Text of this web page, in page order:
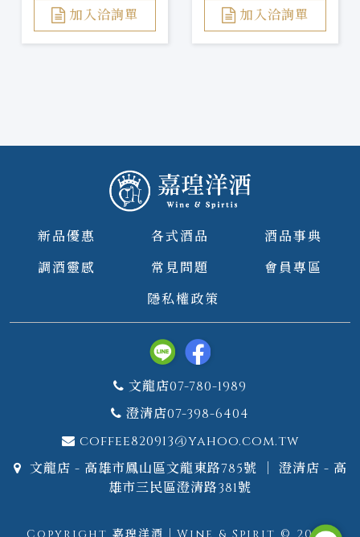
加入洽詢單 加入洽詢單
新品優惠 各式酒品
酒品事典
調酒靈感
常見問題
會員專區
隱私權政策
文龍店07-780-1989
澄清店07-398-6404
coffee820913@yahoo.com.tw
文龍店 - 高雄市鳳山區文龍東路785號 ｜ 澄清店 - 高
雄市三民區澄清路381號